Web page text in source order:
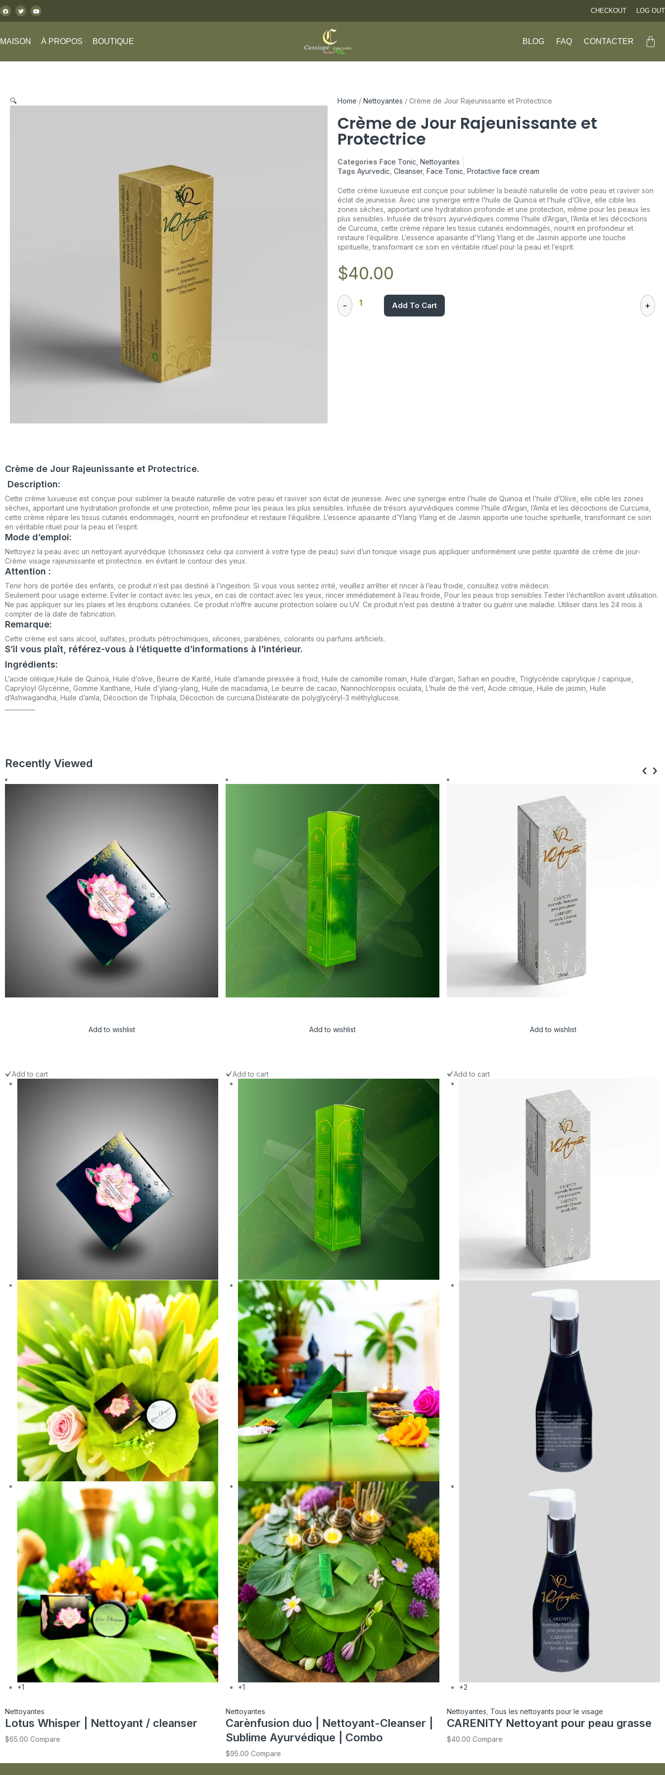
CHECKOUT LOG OUT
MAISON À PROPOS BOUTIQUE BLOG FAQ CONTACTER
🔍 Home / Nettoyantes / Crème de Jour Rajeunissante et Protectrice
Crème de Jour Rajeunissante et
Protectrice
Categories Face Tonic Nettoyantes
Tags Ayurvedic Cleanser, Face Tonic Protactive face cream
Cette crème luxueuse est conçue pour sublimer la beauté naturelle de votre peau et raviver son
éclat de jeunesse. Avec une synergie entre l’huile de Quinoa et l’huile d’Olive, elle cible les
zones sèches, apportant une hydratation profonde et une protection, même pour les peaux les
plus sensibles. Infusée de trésors ayurvédiques comme l’huile d’Argan, l’Amla et les décoctions
de Curcuma, cette crème répare les tissus cutanés endommagés, nourrit en profondeur et
restaure l’équilibre. L’essence apaisante d’Ylang Ylang et de Jasmin apporte une touche
spirituelle, transformant ce soin en véritable rituel pour la peau et l’esprit.
$40.00
Add To Cart
Crème de Jour Rajeunissante et Protectrice.
Description:
Cette crème luxueuse est conçue pour sublimer la beauté naturelle de votre peau et raviver son éclat de jeunesse. Avec une synergie entre l’huile de Quinoa et l’huile d’Olive, elle cible les zones
sèches, apportant une hydratation profonde et une protection, même pour les peaux les plus sensibles. Infusée de trésors ayurvédiques comme l’huile d’Argan, l’Amla et les décoctions de Curcuma,
cette crème répare les tissus cutanés endommagés, nourrit en profondeur et restaure l’équilibre. L’essence apaisante d’Ylang Ylang et de Jasmin apporte une touche spirituelle, transformant ce soin
en véritable rituel pour la peau et l’esprit.
Mode d’emploi:
Nettoyez la peau avec un nettoyant ayurvédique (choisissez celui qui convient à votre type de peau) suivi d’un tonique visage puis appliquer uniformément une petite quantité de crème de jour-
Crème visage rajeunissante et protectrice. en évitant le contour des yeux.
Attention :
Tenir hors de portée des enfants, ce produit n’est pas destiné à l’ingestion. Si vous vous sentez irrité, veuillez arrêter et rincer à l’eau froide, consultez votre médecin.
Seulement pour usage externe. Eviter le contact avec les yeux, en cas de contact avec les yeux, rincer immédiatement à l’eau froide, Pour les peaux trop sensibles Tester l’échantillon avant utilisation.
Ne pas appliquer sur les plaies et les éruptions cutanées. Ce produit n’offre aucune protection solaire ou UV. Ce produit n’est pas destiné à traiter ou guérir une maladie. Utiliser dans les 24 mois à
compter de la date de fabrication.
Remarque:
Cette crème est sans alcool, sulfates, produits pétrochimiques, silicones, parabènes, colorants ou parfums artificiels.
S’il vous plaît, référez-vous à l’étiquette d’informations à l’intérieur.
Ingrédients:
L’acide oléique,Huile de Quinoa, Huile d’olive, Beurre de Karité, Huile d’amande pressée à froid, Huile de camomille romain, Huile d’argan, Safran en poudre, Triglycéride caprylique / caprique,
Capryloyl Glycérine, Gomme Xanthane, Huile d’ylang-ylang, Huile de macadamia, Le beurre de cacao, Nannochloropsis oculata, L’huile de thé vert, Acide citrique, Huile de jasmin, Huile
d’Ashwagandha, Huile d’amla, Décoction de Triphala, Décoction de curcuma.Distéarate de polyglycéryl-3 méthylglucose.
Recently Viewed
Add to wishlist
Add to cart
+1
Nettoyantes
Lotus Whisper | Nettoyant / cleanser
$65.00 Compare
Add to wishlist
Add to cart
+1
Nettoyantes
Carènfusion duo | Nettoyant-Cleanser |
Sublime Ayurvédique | Combo
$95.00 Compare
Add to wishlist
Add to cart
+2
Nettoyantes Tous les nettoyants pour le visage
CARENITY Nettoyant pour peau grasse
$40.00 Compare
‹ ›